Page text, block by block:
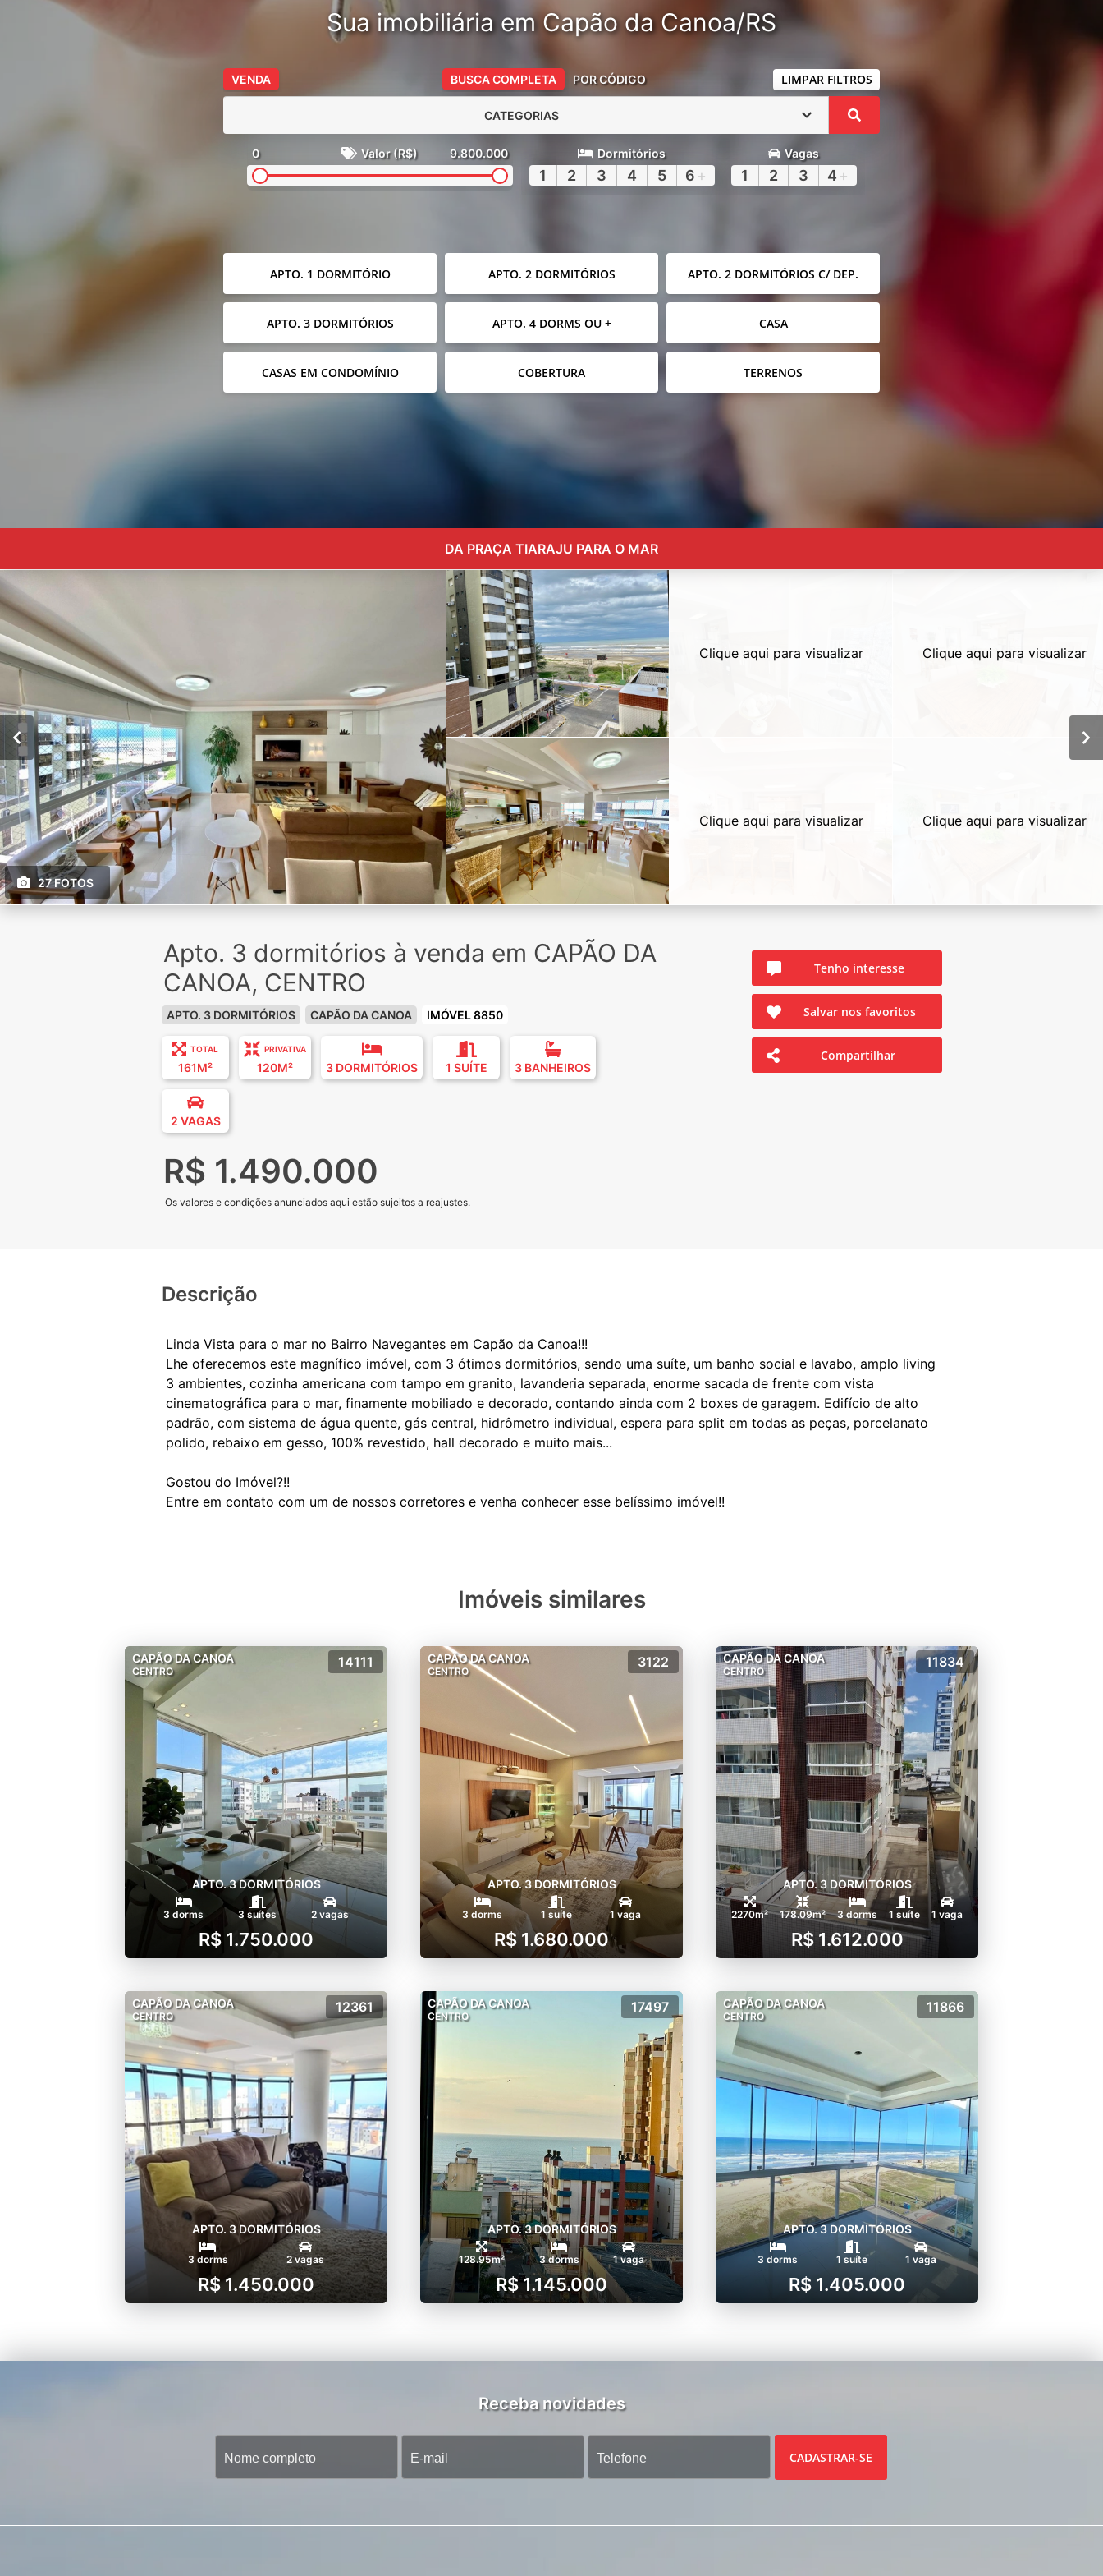
Sua imobiliária em Capão da Canoa/RS
VENDA BUSCA COMPLETA POR CÓDIGO LIMPAR FILTROS
CATEGORIAS
0 Valor (R$) 9.800.000 Dormitórios
1 2 3 4 5 6 +
Vagas
1 2 3 4 +
APTO. 1 DORMITÓRIO APTO. 2 DORMITÓRIOS APTO. 2 DORMITÓRIOS C/ DEP.
APTO. 3 DORMITÓRIOS APTO. 4 DORMS OU + CASA
CASAS EM CONDOMÍNIO COBERTURA TERRENOS
DA PRAÇA TIARAJU PARA O MAR
27 FOTOS
Clique aqui para visualizar
Clique aqui para visualizar
Clique aqui para visualizar
Clique aqui para visualizar
Apto. 3 dormitórios à venda em CAPÃO DA
CANOA, CENTRO
APTO. 3 DORMITÓRIOS CAPÃO DA CANOA IMÓVEL 8850
TOTAL
161M²
PRIVATIVA
120M² 3 DORMITÓRIOS 1 SUÍTE 3 BANHEIROS
2 VAGAS
R$ 1.490.000
Os valores e condições anunciados aqui estão sujeitos a reajustes.
Tenho interesse
Salvar nos favoritos
Compartilhar
Descrição
Linda Vista para o mar no Bairro Navegantes em Capão da Canoa!!!
Lhe oferecemos este magnífico imóvel, com 3 ótimos dormitórios, sendo uma suíte, um banho social e lavabo, amplo living
3 ambientes, cozinha americana com tampo em granito, lavanderia separada, enorme sacada de frente com vista
cinematográfica para o mar, finamente mobiliado e decorado, contando ainda com 2 boxes de garagem. Edifício de alto
padrão, com sistema de água quente, gás central, hidrômetro individual, espera para split em todas as peças, porcelanato
polido, rebaixo em gesso, 100% revestido, hall decorado e muito mais...
Gostou do Imóvel?!!
Imóveis similares
CAPÃO DA CANOA
CENTRO
14111
APTO. 3 DORMITÓRIOS
3 dorms 3 suítes 2 vagas
R$ 1.750.000
CAPÃO DA CANOA
CENTRO
3122
APTO. 3 DORMITÓRIOS
3 dorms 1 suíte 1 vaga
R$ 1.680.000
CAPÃO DA CANOA
CENTRO
11834
APTO. 3 DORMITÓRIOS
2270m² 178.09m² 3 dorms 1 suíte 1 vaga
R$ 1.612.000
CAPÃO DA CANOA
CENTRO
12361
APTO. 3 DORMITÓRIOS
3 dorms 2 vagas
R$ 1.450.000
CAPÃO DA CANOA
CENTRO
17497
APTO. 3 DORMITÓRIOS
128.95m² 3 dorms 1 vaga
R$ 1.145.000
CAPÃO DA CANOA
CENTRO
11866
APTO. 3 DORMITÓRIOS
3 dorms 1 suíte 1 vaga
R$ 1.405.000
Receba novidades
CADASTRAR-SE